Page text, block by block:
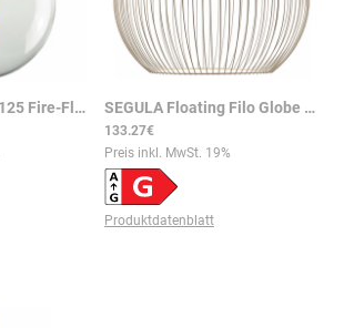
55798 LED Globe 125 Fire-Flame down klar E27 1W 60lm 1800K SEGULA Floating Filo Globe 300 Sand E27 6W 2200K CRI90 dimmbar
133.27€
Preis inkl. MwSt. 19%
Produktdatenblatt